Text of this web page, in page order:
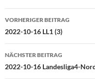
VORHERIGER BEITRAG
2022-10-16 LL1 (3)
NÄCHSTER BEITRAG
2022-10-16 Landesliga4-